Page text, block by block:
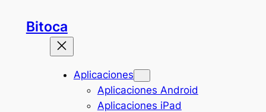
Bitoca
Aplicaciones
Aplicaciones Android
Aplicaciones iPad